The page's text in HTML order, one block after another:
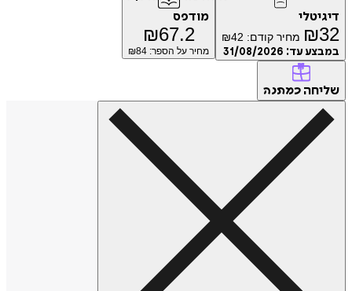
₪ מחיר קודם: ₪42
עד:31/08/2026
מודפס
₪67.2
מחיר על הספר: ₪84
כמתנה